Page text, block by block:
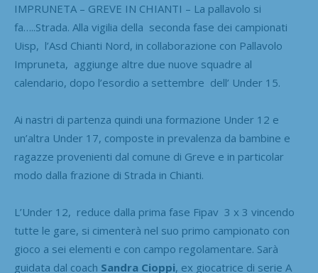
IMPRUNETA – GREVE IN CHIANTI – La pallavolo si
fa…..Strada. Alla vigilia della seconda fase dei campionati
Uisp, l’Asd Chianti Nord, in collaborazione con Pallavolo
Impruneta, aggiunge altre due nuove squadre al
calendario, dopo l’esordio a settembre dell’ Under 15.
Ai nastri di partenza quindi una formazione Under 12 e
un’altra Under 17, composte in prevalenza da bambine e
ragazze provenienti dal comune di Greve e in particolar
modo dalla frazione di Strada in Chianti.
L’Under 12, reduce dalla prima fase Fipav 3 x 3 vincendo
tutte le gare, si cimenterà nel suo primo campionato con
gioco a sei elementi e con campo regolamentare. Sarà
guidata dal coach Sandra Cioppi, ex giocatrice di serie A